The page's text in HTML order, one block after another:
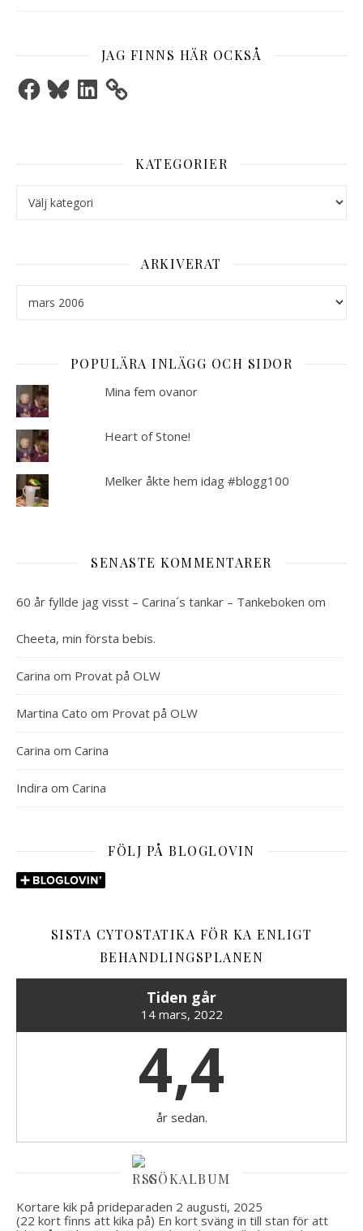
JAG FINNS HÄR OCKSÅ
FacebookBlueskyLinkedIn
KATEGORIER
ARKIVERAT
POPULÄRA INLÄGG OCH SIDOR
Mina fem ovanor
Heart of Stone!
Melker åkte hem idag #blogg100
SENASTE KOMMENTARER
60 år fyllde jag visst – Carina´s tankar – Tankeboken om
Cheeta, min första bebis.
Carina om Provat på OLW
Martina Cato om Provat på OLW
Carina om Carina
Indira om Carina
FÖLJ PÅ BLOGLOVIN
SISTA CYTOSTATIKA FÖR KA ENLIGT
BEHANDLINGSPLANEN
Tiden går
14 mars, 2022
4,4
år sedan.
GÖKALBUM
Kortare kik på prideparaden 2 augusti, 2025
(22 kort finns att kika på) En kort sväng in till stan för att